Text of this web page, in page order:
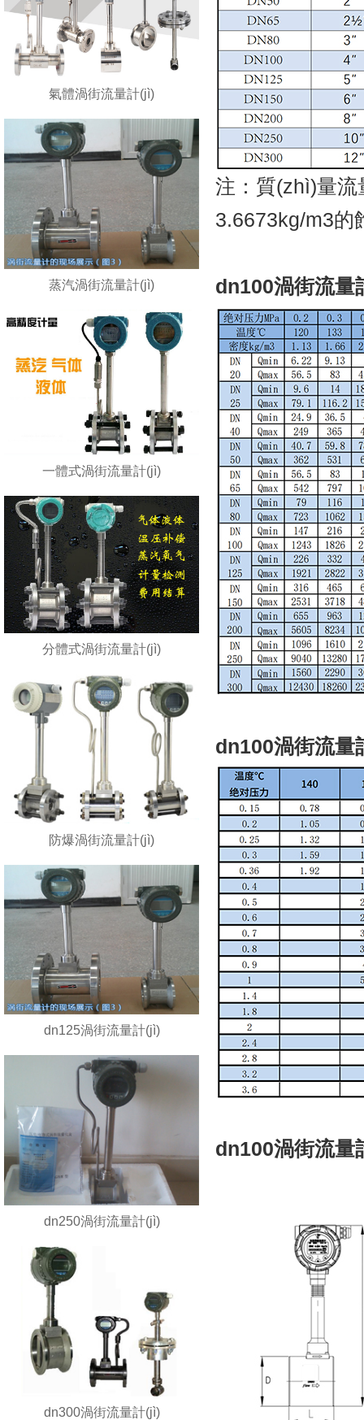
氣體渦街流量計(jì)
蒸汽渦街流量計(jì)
一體式渦街流量計(jì)
分體式渦街流量計(jì)
防爆渦街流量計(jì)
dn125渦街流量計(jì)
dn250渦街流量計(jì)
dn300渦街流量計(jì)
注：質(zhì)量流
3.6673kg/m3的
dn100渦街流量
dn100渦街流量
dn100渦街流量